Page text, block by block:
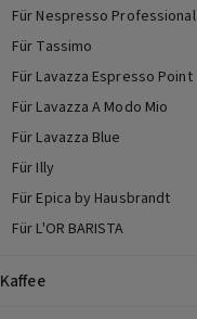
Für Nespresso Professional
Für Tassimo
Für Lavazza Espresso Point
Für Lavazza A Modo Mio
Für Lavazza Blue
Für Illy
Für Epica by Hausbrandt
Für L'OR BARISTA
Kaffee